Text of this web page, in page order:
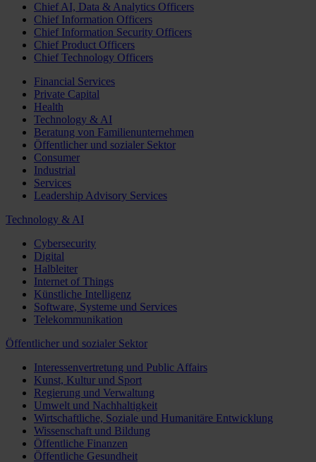
Chief AI, Data & Analytics Officers
Chief Information Officers
Chief Information Security Officers
Chief Product Officers
Chief Technology Officers
Financial Services
Private Capital
Health
Technology & AI
Beratung von Familienunternehmen
Öffentlicher und sozialer Sektor
Consumer
Industrial
Services
Leadership Advisory Services
Technology & AI
Cybersecurity
Digital
Halbleiter
Internet of Things
Künstliche Intelligenz
Software, Systeme und Services
Telekommunikation
Öffentlicher und sozialer Sektor
Interessenvertretung und Public Affairs
Kunst, Kultur und Sport
Regierung und Verwaltung
Umwelt und Nachhaltigkeit
Wirtschaftliche, Soziale und Humanitäre Entwicklung
Wissenschaft und Bildung
Öffentliche Finanzen
Öffentliche Gesundheit